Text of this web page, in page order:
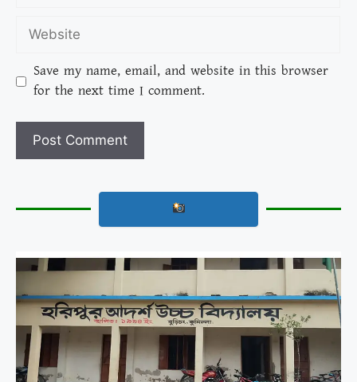
Save my name, email, and website in this browser
for the next time I comment.